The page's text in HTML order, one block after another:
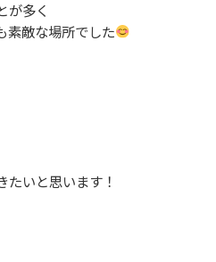
が多く
素敵な場所でした
たいと思います！